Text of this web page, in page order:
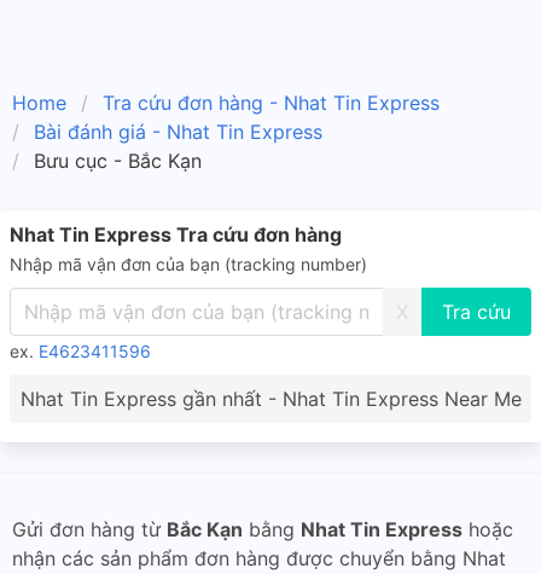
Home
Tra cứu đơn hàng - Nhat Tin Express
Bài đánh giá - Nhat Tin Express
Bưu cục - Bắc Kạn
Nhat Tin Express Tra cứu đơn hàng
Nhập mã vận đơn của bạn (tracking number)
X
ex. E4623411596
Nhat Tin Express gần nhất - Nhat Tin Express Near Me
Gửi đơn hàng từ Bắc Kạn bằng Nhat Tin Express hoặc
nhận các sản phẩm đơn hàng được chuyển bằng Nhat